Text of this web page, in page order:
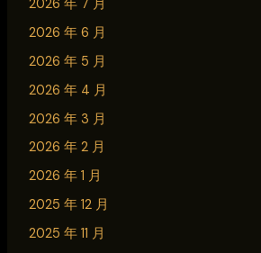
2026 年 7 月
2026 年 6 月
2026 年 5 月
2026 年 4 月
2026 年 3 月
2026 年 2 月
2026 年 1 月
2025 年 12 月
2025 年 11 月